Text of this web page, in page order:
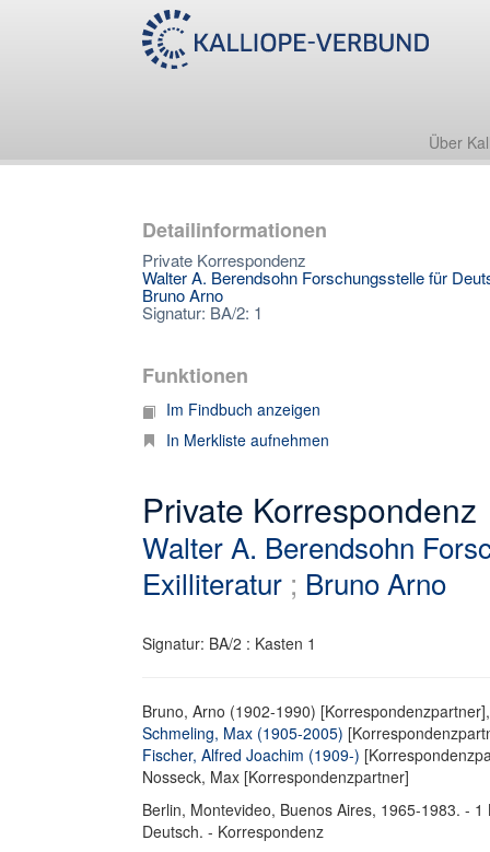
Über
Detailinformationen
Private Korrespondenz
Walter A. Berendsohn Forschungsstelle für
Bruno Arno
Signatur: BA/2: 1
Funktionen
Im Findbuch anzeigen
In Merkliste aufnehmen
Private Korrespondenz
Walter A. Berendsohn
Exilliteratur ; Bruno Arno
Signatur: BA/2 : Kasten 1
Bruno, Arno (1902-1990) [Korrespondenzpartner],
Schmeling, Max (1905-2005)
Fischer, Alfred Joachim (1909-)
Nosseck, Max [Korrespondenzpartner]
Berlin, Montevideo, Buenos Aires, 1965-1983. -
Deutsch. - Korrespondenz